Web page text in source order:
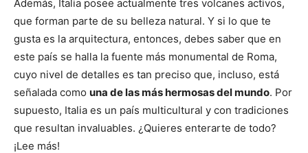
Además, Italia posee actualmente tres volcanes activos,
que forman parte de su belleza natural. Y si lo que te
gusta es la arquitectura, entonces, debes saber que en
este país se halla la fuente más monumental de Roma,
cuyo nivel de detalles es tan preciso que, incluso, está
señalada como una de las más hermosas del mundo. Por
supuesto, Italia es un país multicultural y con tradiciones
que resultan invaluables. ¿Quieres enterarte de todo?
¡Lee más!